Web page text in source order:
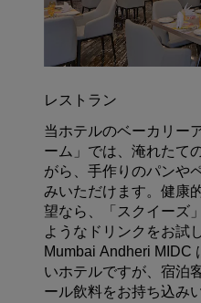
レストラン
当ホテルのベーカリー
ーム」では、淹れたて
がら、手作りのパンや
みいただけます。健康
望なら、「スクイーズ
ようなドリンクをお試
Mumbai Andheri MIDC
いホテルですが、宿泊
ール飲料をお持ち込み